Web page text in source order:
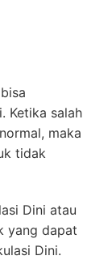
Ketika salah
maka
tidak
Dini atau
yang dapat
Dini.